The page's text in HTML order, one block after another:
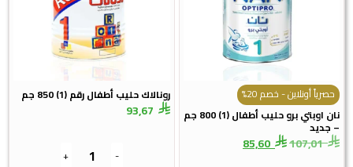
حصرياً أونلاين - خصم 20%
نان اوبتي برو حليب أطفال (1) 800 جم
جديد
107,01
85,60
رونالاك حليب أطفال رقم (1) 850 جم
93,67